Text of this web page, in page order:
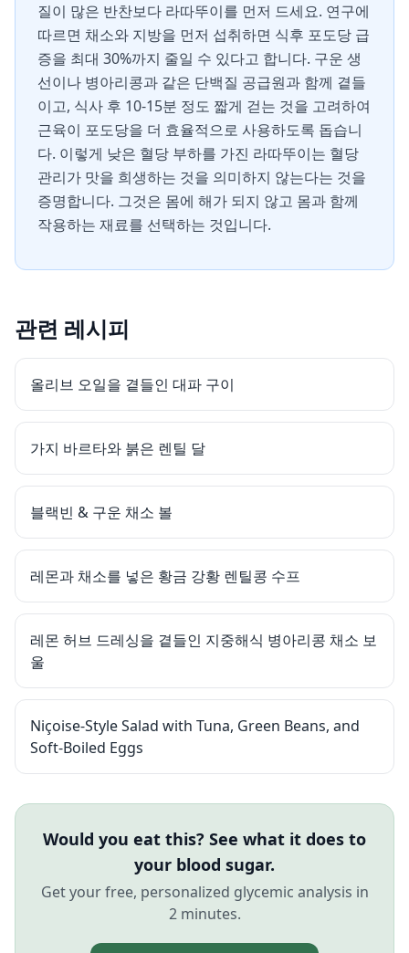
질이 많은 반찬보다 라따뚜이를 먼저 드세요. 연구에
따르면 채소와 지방을 먼저 섭취하면 식후 포도당 급
증을 최대 30%까지 줄일 수 있다고 합니다. 구운 생
선이나 병아리콩과 같은 단백질 공급원과 함께 곁들
이고, 식사 후 10-15분 정도 짧게 걷는 것을 고려하여
근육이 포도당을 더 효율적으로 사용하도록 돕습니
다. 이렇게 낮은 혈당 부하를 가진 라따뚜이는 혈당
관리가 맛을 희생하는 것을 의미하지 않는다는 것을
증명합니다. 그것은 몸에 해가 되지 않고 몸과 함께
작용하는 재료를 선택하는 것입니다.
관련 레시피
올리브 오일을 곁들인 대파 구이
가지 바르타와 붉은 렌틸 달
블랙빈 & 구운 채소 볼
레몬과 채소를 넣은 황금 강황 렌틸콩 수프
레몬 허브 드레싱을 곁들인 지중해식 병아리콩 채소 보
울
Niçoise-Style Salad with Tuna, Green Beans, and
Soft-Boiled Eggs
Would you eat this? See what it does to
your blood sugar.
Get your free, personalized glycemic analysis in
2 minutes.